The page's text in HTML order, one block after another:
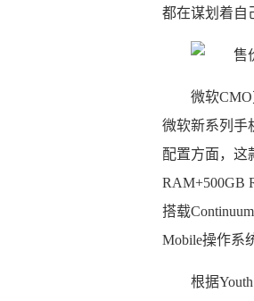
都在谋划着自
微软CMO
微软新系列手
配置方面，这
RAM+500GB
搭载
Mobile操作系
根据